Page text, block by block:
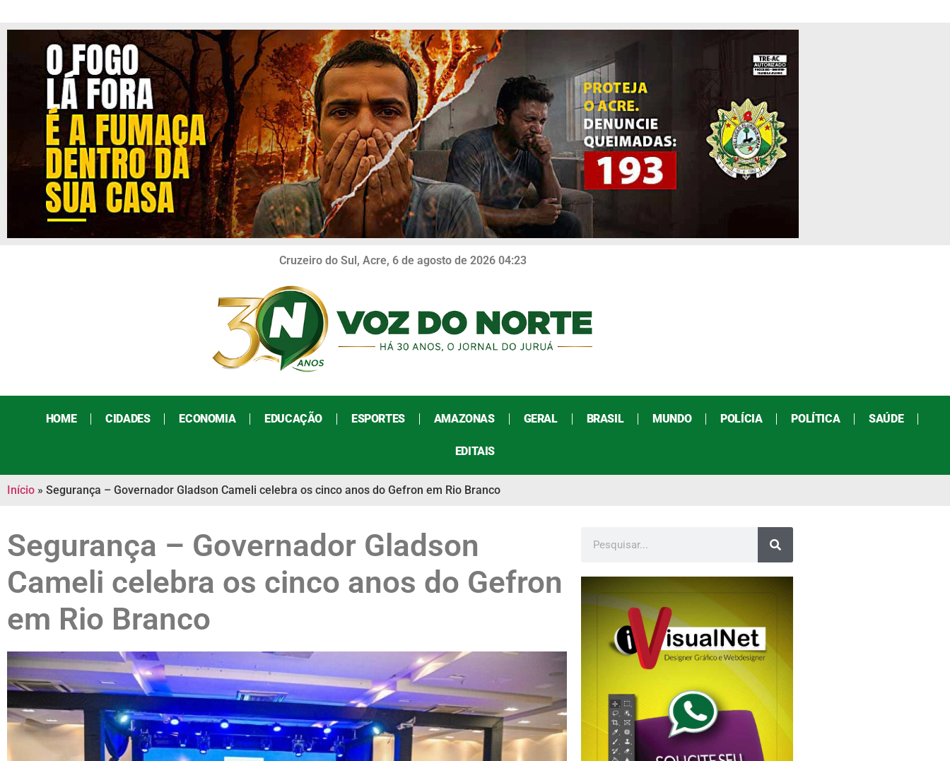
Cruzeiro do Sul, Acre, 6 de agosto de 2026 04:23
HOME CIDADES ECONOMIA EDUCAÇÃO ESPORTES AMAZONAS GERAL BRASIL MUNDO POLÍCIA POLÍTICA SAÚDE
EDITAIS
Início » Segurança – Governador Gladson Cameli celebra os cinco anos do Gefron em Rio Branco
Segurança – Governador Gladson
Cameli celebra os cinco anos do Gefron
em Rio Branco